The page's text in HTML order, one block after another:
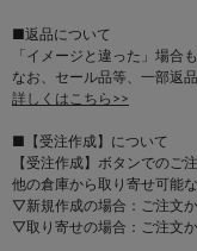
■返品について
「イメージと違った」場合
なお、セール品等、一部返
詳しくはこちら>>
■【受注作成】について
【受注作成】ボタンでのご
他の倉庫から取り寄せ可能
▽新規作成の場合：ご注文
▽取り寄せの場合：ご注文